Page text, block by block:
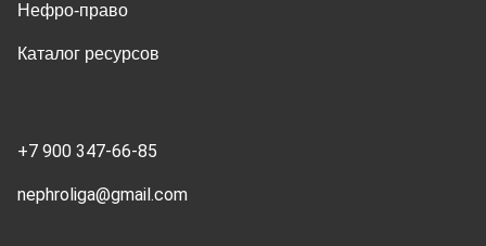
Нефро-право
Каталог ресурсов
+7 900 347-66-85
nephroliga@gmail.com